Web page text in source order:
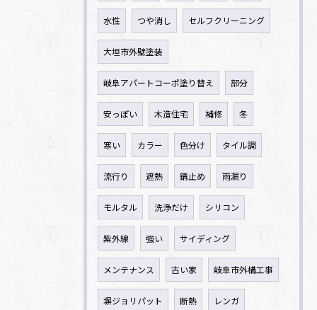
水性 つや消し セルフクリーニング
大垣市外壁塗装
岐阜アパートコーポ塗り替え 部分
安っぽい 木造住宅 補修 冬
寒い カラー 色分け タイル調
流行り 遮熱 錆止め 雨漏り
モルタル 洗浄だけ シリコン
紫外線 強い サイディング
メンテナンス 古い家 岐阜市外構工事
塀ジョリパット 断熱 レンガ